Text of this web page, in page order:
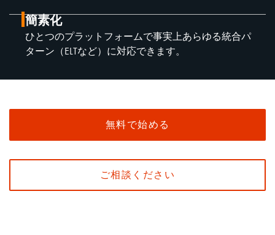
簡素化
ひとつのプラットフォームで事実上あらゆる統合パ
ターン（ELTなど）に対応できます。
無料で始める
ご相談ください